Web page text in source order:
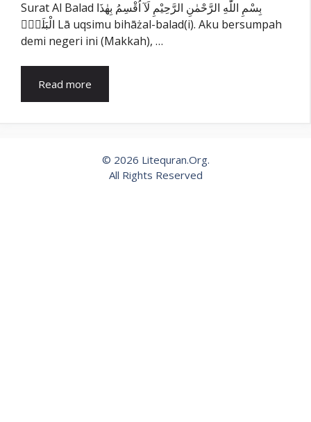
Surat Al Balad بِسْمِ اللّٰهِ الرَّحْمٰنِ الرَّحِيْمِ لَآ اُقْسِمُ بِهٰذَا
الْبَلَدِۙ Lā uqsimu bihāżal-balad(i). Aku bersumpah
demi negeri ini (Makkah), …
Read more
© 2026 Litequran.Org.
All Rights Reserved